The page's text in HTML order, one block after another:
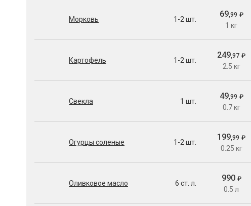
Морковь 1-2 шт.
69,99 ₽
1 кг
Картофель 1-2 шт.
249,97 ₽
2.5 кг
Свекла 1 шт.
49,99 ₽
0.7 кг
Огурцы соленые 1-2 шт.
199,99 ₽
0.25 кг
Оливковое масло 6 ст. л.
990 ₽
0.5 л